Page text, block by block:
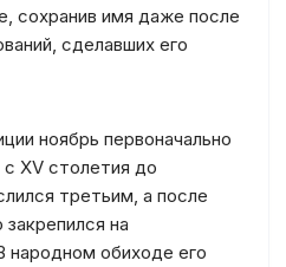
сохранив имя даже после
сделавших его
ноябрь первоначально
XV столетия до
третьим, а после
закрепился на
народном обиходе его